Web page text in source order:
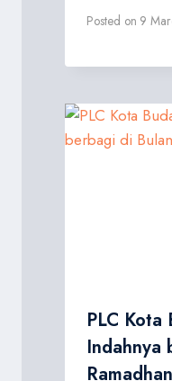
Posted on 9
PLC Kota
Indahnya